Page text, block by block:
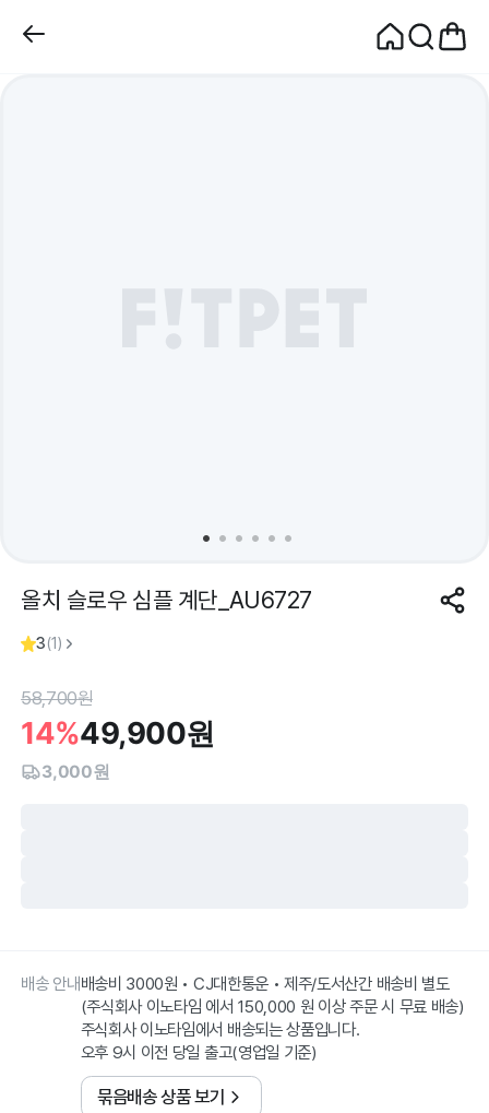
올치 슬로우 심플 계단_AU6727
3(1)
58,700원
14%49,900원
3,000원
배송 안내배송비 3000원 • CJ대한통운 • 제주/도서산간 배송비 별도
(주식회사 이노타임 에서 150,000 원 이상 주문 시 무료 배송)
주식회사 이노타임에서 배송되는 상품입니다.
오후 9시 이전 당일 출고(영업일 기준)
묶음배송 상품 보기